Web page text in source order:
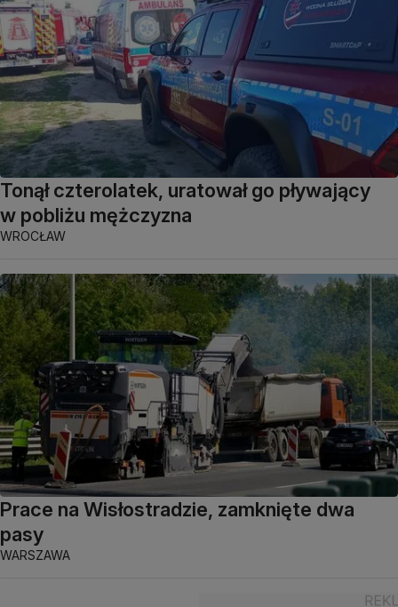
Tonął czterolatek, uratował go pływający
w pobliżu mężczyzna
WROCŁAW
Prace na Wisłostradzie, zamknięte dwa
pasy
WARSZAWA